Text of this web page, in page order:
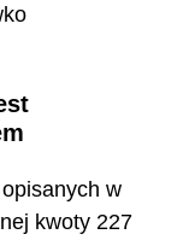
w
kwoty 227